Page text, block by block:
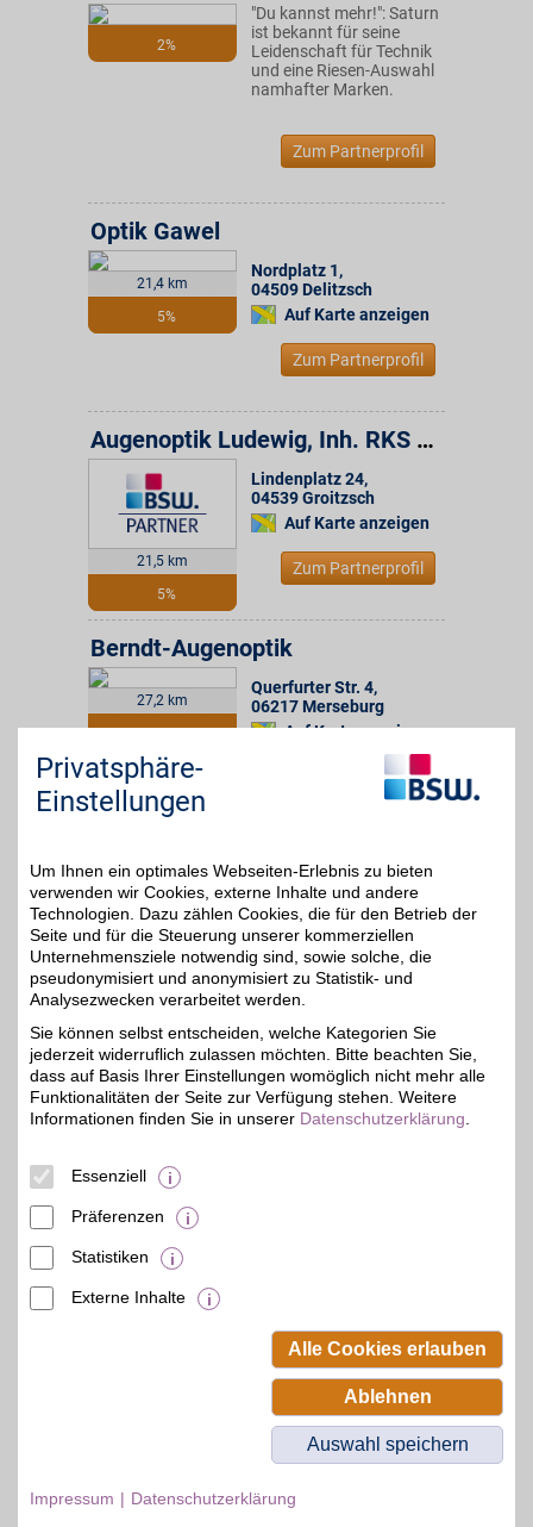
2%
"Du kannst mehr!": Saturn
ist bekannt für seine
Leidenschaft für Technik
und eine Riesen-Auswahl
namhafter Marken.
Zum Partnerprofil
21,4 km
5%
Optik Gawel
Nordplatz 1,
04509 Delitzsch
Auf Karte anzeigen
Zum Partnerprofil
21,5 km
5%
Augenoptik Ludewig, Inh. RKS Optik GmbH
Lindenplatz 24,
04539Groitzsch
Auf Karte anzeigen
Zum Partnerprofil
27,2 km
Berndt-Augenoptik
Querfurter Str. 4,
06217 Merseburg
Auf Karte anzeigen
Zum Partnerprofil
27,7 km
5%
Bad Friedrichshaller Str.
3,
06679 Hohenmölsen
Auf Karte anzeigen
Zum Partnerprofil
5%
Optiker Raddatz
Gartenstr. 4,
Beamten-Selbsthilfewerk GmbH.
Privatsphäre-
Einstellungen
Um Ihnen ein optimales Webseiten-Erlebnis zu bieten
verwenden wir Cookies, externe Inhalte und andere
Technologien. Dazu zählen Cookies, die für den Betrieb der
Seite und für die Steuerung unserer kommerziellen
Unternehmensziele notwendig sind, sowie solche, die
pseudonymisiert und anonymisiert zu Statistik- und
Analysezwecken verarbeitet werden.
Sie können selbst entscheiden, welche Kategorien Sie
jederzeit widerruflich zulassen möchten. Bitte beachten Sie,
dass auf Basis Ihrer Einstellungen womöglich nicht mehr alle
Funktionalitäten der Seite zur Verfügung stehen. Weitere
Informationen finden Sie in unserer Datenschutzerklärung
Essenziell
Präferenzen
Statistiken
Externe Inhalte
Alle Cookies erlauben
Ablehnen
Auswahl speichern
Impressum Datenschutzerklärung